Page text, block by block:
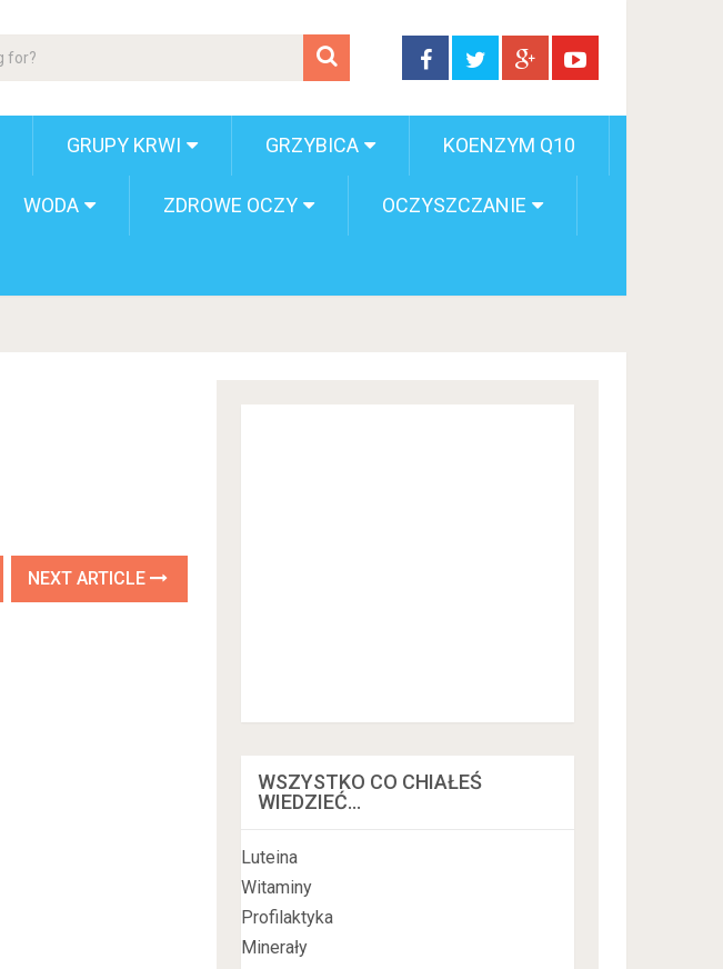
GRUPY KRWI GRZYBICA KOENZYM Q10
WODA ZDROWE OCZY OCZYSZCZANIE
NEXT ARTICLE
WSZYSTKO CO CHIAŁEŚ
WIEDZIEĆ…
Luteina
Witaminy
Profilaktyka
Minerały